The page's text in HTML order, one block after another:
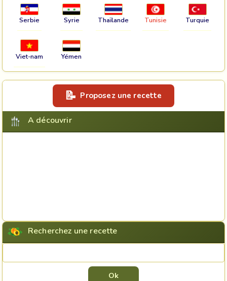
Serbie Syrie Thaïlande Tunisie Turquie
Viet-nam Yémen
Proposez une recette
A découvrir
Recherchez une recette